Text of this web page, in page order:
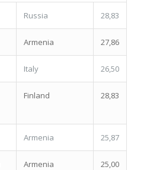
Russia 28,83
Armenia 27,86
Italy 26,50
Finland 28,83
Armenia 25,87
Armenia 25,00